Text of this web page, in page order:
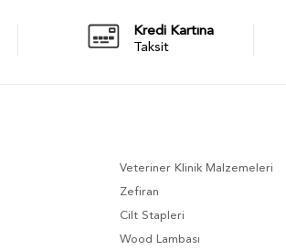
Kredi Kartına
Taksit
Veteriner Klinik Malzemeleri
Zefiran
Cilt Stapleri
Wood Lambası